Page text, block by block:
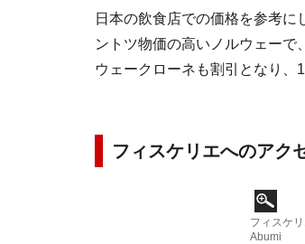
日本の飲食店での価格を参考
ントツ物価の高いノルウェー
ウェークローネも割引となり、
フィスケリエへのアク
フィスケ
Abumi